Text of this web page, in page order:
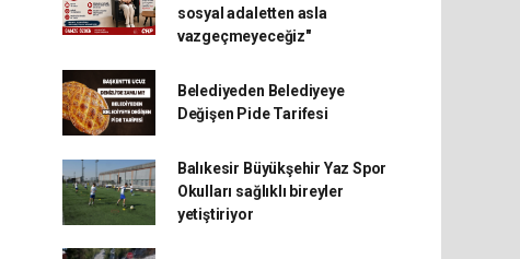
sosyal adaletten asla
vazgeçmeyeceğiz"
Belediyeden Belediyeye
Değişen Pide Tarifesi
Balıkesir Büyükşehir Yaz Spor
Okulları sağlıklı bireyler
yetiştiriyor